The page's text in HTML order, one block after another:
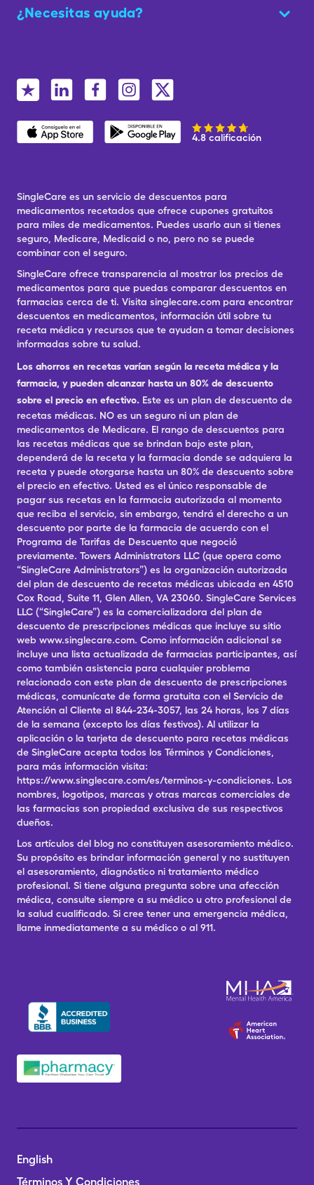
¿Necesitas ayuda?
4.8 calificación
SingleCare es un servicio de descuentos para
medicamentos recetados que ofrece cupones gratuitos
para miles de medicamentos. Puedes usarlo aun si tienes
seguro, Medicare, Medicaid o no, pero no se puede
combinar con el seguro.
SingleCare ofrece transparencia al mostrar los precios de
medicamentos para que puedas comparar descuentos en
farmacias cerca de ti. Visita singlecare.com para encontrar
descuentos en medicamentos, información útil sobre tu
receta médica y recursos que te ayudan a tomar decisiones
informadas sobre tu salud.
Los ahorros en recetas varían según la receta médica y la
farmacia, y pueden alcanzar hasta un 80% de descuento
sobre el precio en efectivo. Este es un plan de descuento de
recetas médicas. NO es un seguro ni un plan de
medicamentos de Medicare. El rango de descuentos para
las recetas médicas que se brindan bajo este plan,
dependerá de la receta y la farmacia donde se adquiera la
receta y puede otorgarse hasta un 80% de descuento sobre
el precio en efectivo. Usted es el único responsable de
pagar sus recetas en la farmacia autorizada al momento
que reciba el servicio, sin embargo, tendrá el derecho a un
descuento por parte de la farmacia de acuerdo con el
Programa de Tarifas de Descuento que negoció
previamente. Towers Administrators LLC (que opera como
“SingleCare Administrators”) es la organización autorizada
del plan de descuento de recetas médicas ubicada en 4510
Cox Road, Suite 11, Glen Allen, VA 23060. SingleCare Services
LLC (“SingleCare”) es la comercializadora del plan de
descuento de prescripciones médicas que incluye su sitio
web www.singlecare.com. Como información adicional se
incluye una lista actualizada de farmacias participantes, así
como también asistencia para cualquier problema
relacionado con este plan de descuento de prescripciones
médicas, comunícate de forma gratuita con el Servicio de
Atención al Cliente al 844-234-3057, las 24 horas, los 7 días
de la semana (excepto los días festivos). Al utilizar la
aplicación o la tarjeta de descuento para recetas médicas
de SingleCare acepta todos los Términos y Condiciones,
para más información visita:
https://www.singlecare.com/es/terminos-y-condiciones. Los
nombres, logotipos, marcas y otras marcas comerciales de
las farmacias son propiedad exclusiva de sus respectivos
dueños.
Los artículos del blog no constituyen asesoramiento médico.
Su propósito es brindar información general y no sustituyen
el asesoramiento, diagnóstico ni tratamiento médico
profesional. Si tiene alguna pregunta sobre una afección
médica, consulte siempre a su médico u otro profesional de
la salud cualificado. Si cree tener una emergencia médica,
llame inmediatamente a su médico o al 911.
English
Términos Y Condiciones